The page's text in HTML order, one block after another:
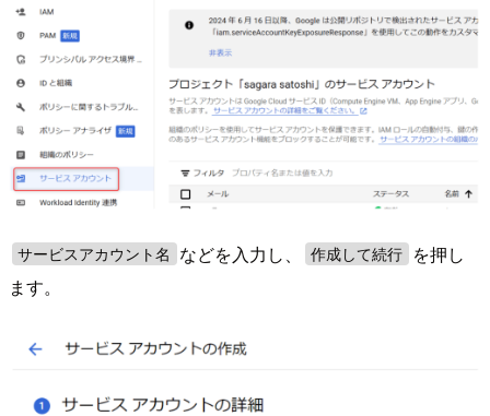
サービスアカウント名 などを入力し、 作成して続行
を押し
ます。